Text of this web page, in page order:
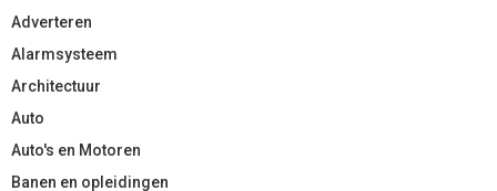
Adverteren
Alarmsysteem
Architectuur
Auto
Auto's en Motoren
Banen en opleidingen